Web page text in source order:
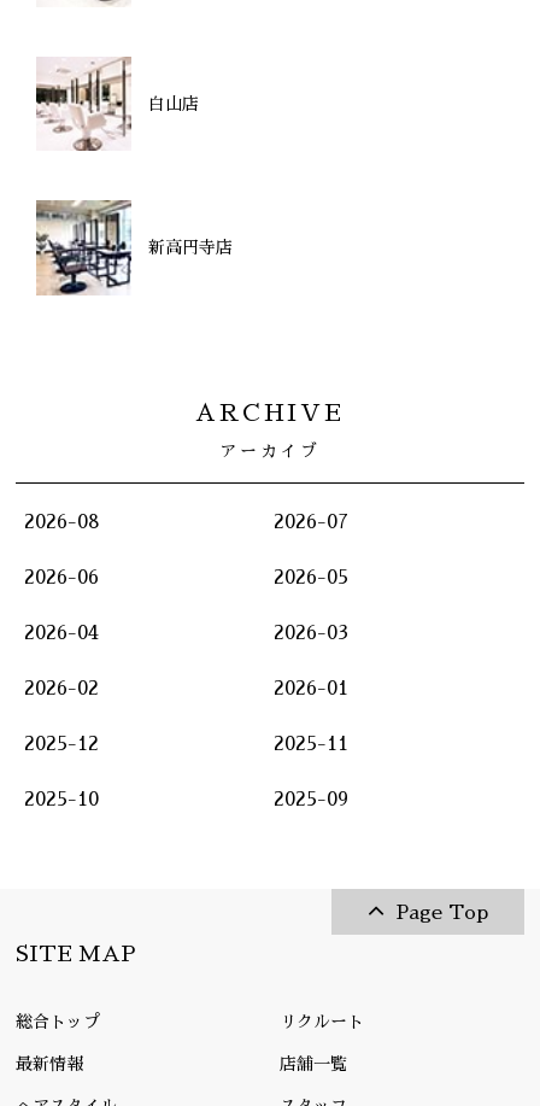
白山店
新高円寺店
ARCHIVE
アーカイブ
2026-08 2026-07
2026-06 2026-05
2026-04 2026-03
2026-02 2026-01
2025-12 2025-11
2025-10 2025-09
Page Top
SITE MAP
総合トップ リクルート
最新情報 店舗一覧